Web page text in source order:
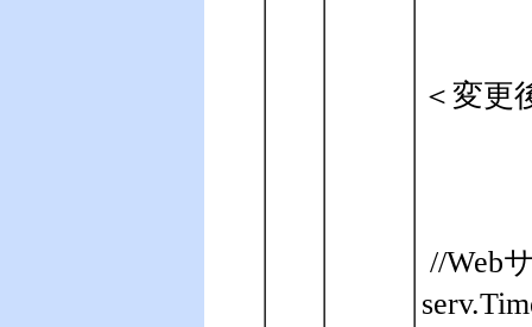
＜変更
//Web